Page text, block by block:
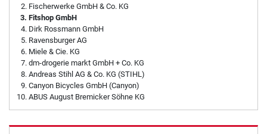
Fischerwerke GmbH & Co. KG
Fitshop GmbH
Dirk Rossmann GmbH
Ravensburger AG
Miele & Cie. KG
dm-drogerie markt GmbH + Co. KG
Andreas Stihl AG & Co. KG (STIHL)
Canyon Bicycles GmbH (Canyon)
ABUS August Bremicker Söhne KG